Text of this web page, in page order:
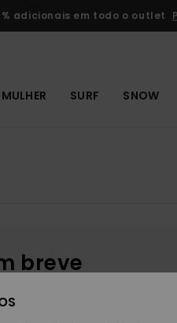
adicionais em todo o outlet
MULHER SURF SNOW
breve